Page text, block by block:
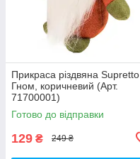
Прикраса різдвяна Supretto
Гном, коричневий (Арт.
71700001)
Готово до відправки
129 ₴ 249 ₴